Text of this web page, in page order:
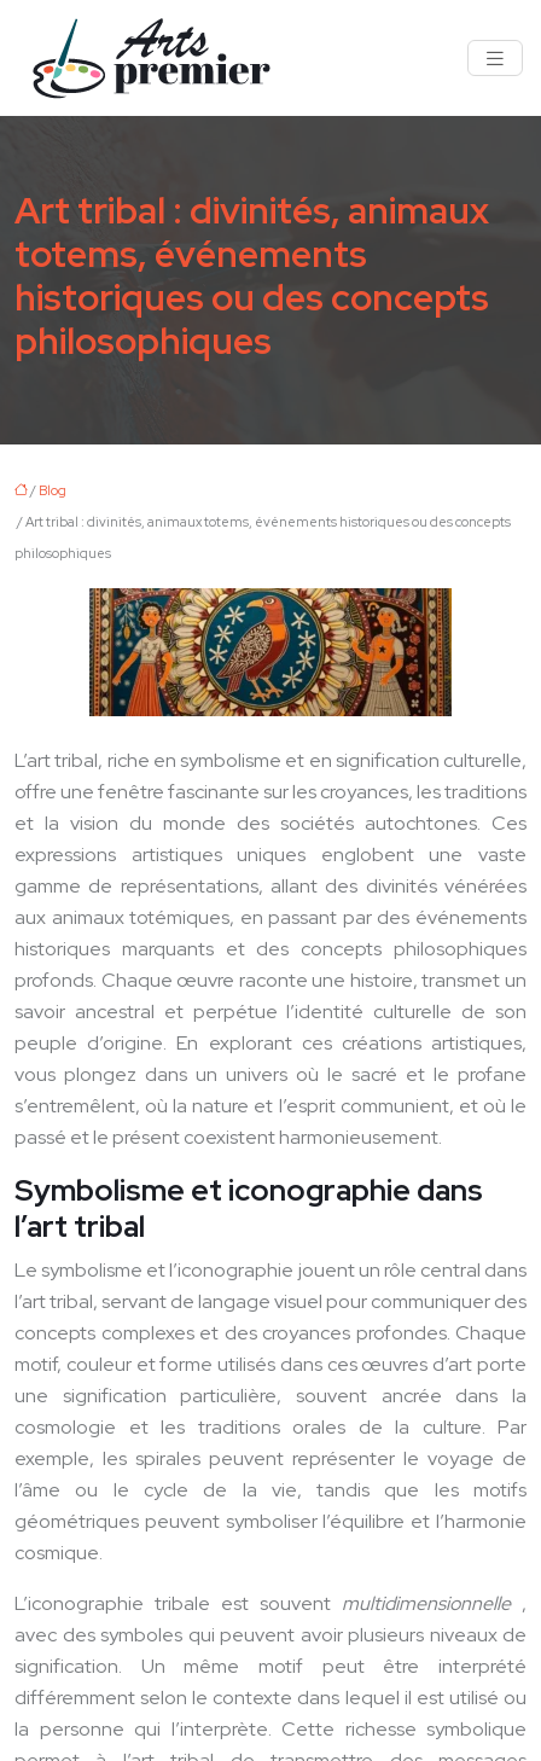
Art tribal : divinités, animaux
totems, événements
historiques ou des concepts
philosophiques
/ Blog
/ Art tribal : divinités, animaux totems, événements historiques ou des concepts
philosophiques
L’art tribal, riche en symbolisme et en signification culturelle,
offre une fenêtre fascinante sur les croyances, les traditions
et la vision du monde des sociétés autochtones. Ces
expressions artistiques uniques englobent une vaste
gamme de représentations, allant des divinités vénérées
aux animaux totémiques, en passant par des événements
historiques marquants et des concepts philosophiques
profonds. Chaque œuvre raconte une histoire, transmet un
savoir ancestral et perpétue l’identité culturelle de son
peuple d’origine. En explorant ces créations artistiques,
vous plongez dans un univers où le sacré et le profane
s’entremêlent, où la nature et l’esprit communient, et où le
passé et le présent coexistent harmonieusement.
Symbolisme et iconographie dans
l’art tribal
Le symbolisme et l’iconographie jouent un rôle central dans
l’art tribal, servant de langage visuel pour communiquer des
concepts complexes et des croyances profondes. Chaque
motif, couleur et forme utilisés dans ces œuvres d’art porte
une signification particulière, souvent ancrée dans la
cosmologie et les traditions orales de la culture. Par
exemple, les spirales peuvent représenter le voyage de
l’âme ou le cycle de la vie, tandis que les motifs
géométriques peuvent symboliser l’équilibre et l’harmonie
cosmique.
L’iconographie tribale est souvent multidimensionnelle ,
avec des symboles qui peuvent avoir plusieurs niveaux de
signification. Un même motif peut être interprété
différemment selon le contexte dans lequel il est utilisé ou
la personne qui l’interprète. Cette richesse symbolique